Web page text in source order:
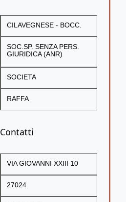
CILAVEGNESE - BOCC.
SOC.SP. SENZA PERS.
GIURIDICA (ANR)
SOCIETA
RAFFA
Contatti
VIA GIOVANNI XXIII 10
27024